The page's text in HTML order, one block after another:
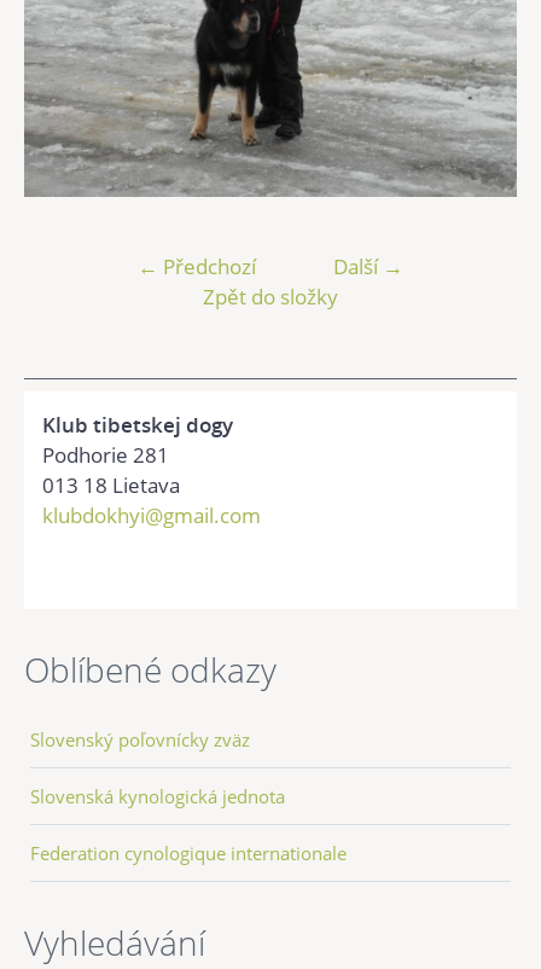
← Předchozí
Další →
Zpět do složky
Klub tibetskej dogy
Podhorie 281
013 18 Lietava
klubdokhyi@gmail.com
Oblíbené odkazy
Slovenský poľovnícky zväz
Slovenská kynologická jednota
Federation cynologique internationale
Vyhledávání